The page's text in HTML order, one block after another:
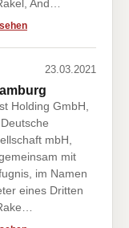
And…
23.03.2021
Holding GmbH,
mbH,
mit
im Namen
eines Dritten